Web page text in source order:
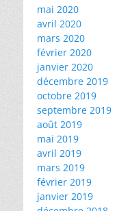
mai 2020
avril 2020
mars 2020
février 2020
janvier 2020
décembre 2019
octobre 2019
septembre 2019
août 2019
mai 2019
avril 2019
mars 2019
février 2019
janvier 2019